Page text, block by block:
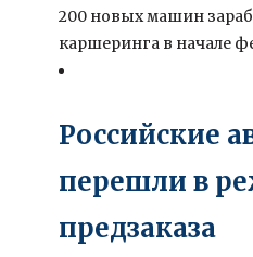
200 новых машин
каршеринга в начале
Российские
перешли в
предзаказа